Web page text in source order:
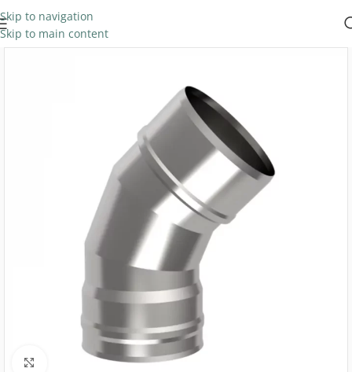
Skip to navigation
Skip to main content
Нажмите, чтобы увеличить